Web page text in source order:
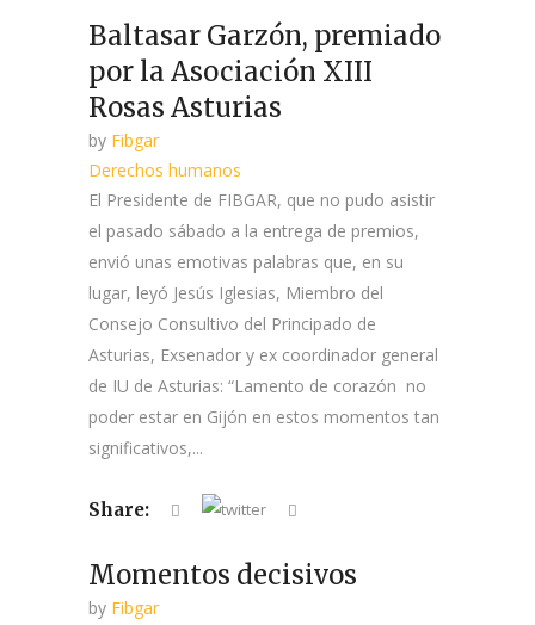
Baltasar Garzón, premiado
por la Asociación XIII
Rosas Asturias
by Fibgar
Derechos humanos
El Presidente de FIBGAR, que no pudo asistir
el pasado sábado a la entrega de premios,
envió unas emotivas palabras que, en su
lugar, leyó Jesús Iglesias, Miembro del
Consejo Consultivo del Principado de
Asturias, Exsenador y ex coordinador general
de IU de Asturias: “Lamento de corazón no
poder estar en Gijón en estos momentos tan
significativos,...
Share:
Momentos decisivos
by Fibgar